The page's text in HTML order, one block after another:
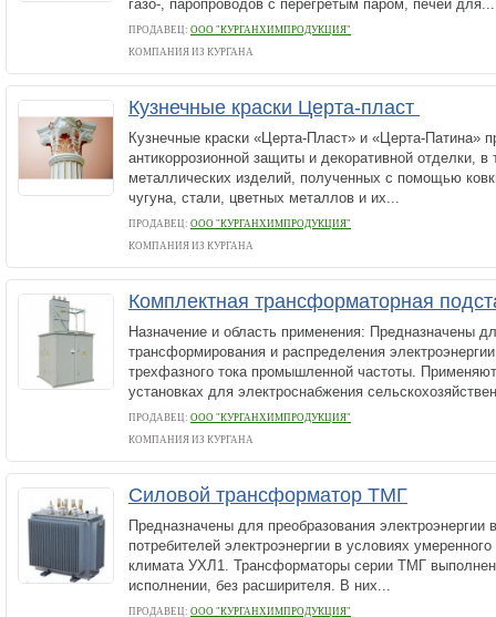
газо-, паропроводов с перегретым паром, печей для...
ПРОДАВЕЦ: ООО "КУРГАНХИМПРОДУКЦИЯ"
КОМПАНИЯ ИЗ КУРГАНА
Кузнечные краски Церта-пласт
Кузнечные краски «Церта-Пласт» и «Церта-Патина»
антикоррозионной защиты и декоративной отделки,
металлических изделий, полученных с помощью
чугуна, стали, цветных металлов и их...
ПРОДАВЕЦ: ООО "КУРГАНХИМПРОДУКЦИЯ"
КОМПАНИЯ ИЗ КУРГАНА
Комплектная трансформаторная
Назначение и область применения: Предназначены
трансформирования и распределения
трехфазного тока промышленной частоты.
установках для электроснабжения
ПРОДАВЕЦ: ООО "КУРГАНХИМПРОДУКЦИЯ"
КОМПАНИЯ ИЗ КУРГАНА
Силовой трансформатор ТМГ
Предназначены для преобразования электроэнергии
потребителей электроэнергии в условиях
климата УХЛ1. Трансформаторы серии ТМГ
исполнении, без расширителя. В них...
ПРОДАВЕЦ: ООО "КУРГАНХИМПРОДУКЦИЯ"